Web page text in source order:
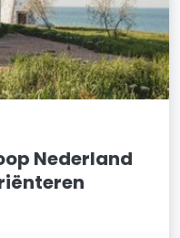
Nederland